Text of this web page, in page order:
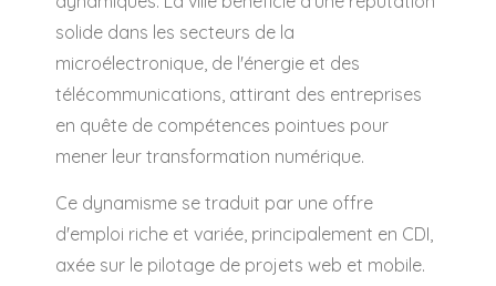
solide dans les secteurs de la
microélectronique, de l'énergie et des
télécommunications, attirant des entreprises
en quête de compétences pointues pour
mener leur transformation numérique.
Ce dynamisme se traduit par une offre
d'emploi riche et variée, principalement en CDI,
axée sur le pilotage de projets web et mobile.